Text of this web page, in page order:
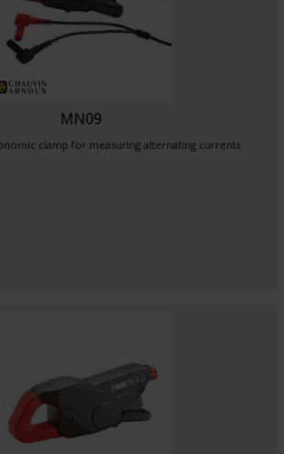
MN09
clamp for measuring alternating currents